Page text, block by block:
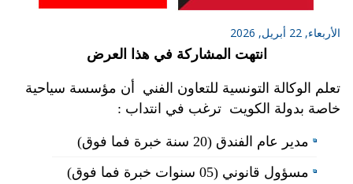
الأربعاء, 22 أبريل, 2026
انتهت المشاركة في هذا العرض
تعلم الوكالة التونسية للتعاون الفني أن مؤسسة سياحية
خاصة بدولة الكويت ترغب في انتداب :
مدير عام الفندق (20 سنة خبرة فما فوق)
مسؤول قانوني (05 سنوات خبرة فما فوق)